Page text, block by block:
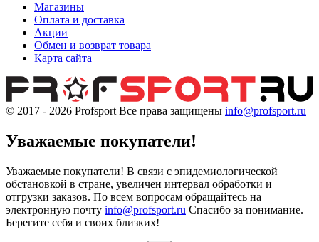
Магазины
Оплата и доставка
Акции
Обмен и возврат товара
Карта сайта
© 2017 - 2026 Profsport Все права защищены info@profsport.ru
Уважаемые покупатели!
Уважаемые покупатели! В связи с эпидемиологической
обстановкой в стране, увеличен интервал обработки и
отгрузки заказов. По всем вопросам обращайтесь на
электронную почту info@profsport.ru Спасибо за понимание.
Берегите себя и своих близких!